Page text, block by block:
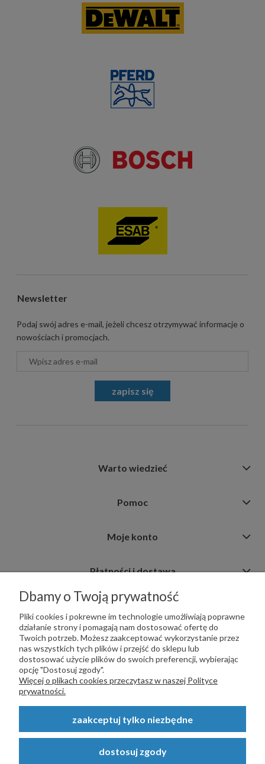
Newsletter
Podaj swój adres e-mail, jeżeli chcesz otrzymywać informacje o
nowościach i promocjach.
zapisz się
Warto wiedzieć
Pomoc
Moje konto
Płatności i dostawa
Informacje
PŁATNOŚCI OBSŁUGUJE:
Copyright © 2023STALSKLEP.PL- Akcesoria do bram i ogrodzeń -
STALSKLEP ul. Feliksa Wrobela 4a, 30-798 Kraków. Wszystkie prawa
Dbamy o Twoją prywatność
Pliki cookies i pokrewne im technologie umożliwiają poprawne
działanie strony i pomagają nam dostosować ofertę do
Twoich potrzeb. Możesz zaakceptować wykorzystanie przez
nas wszystkich tych plików i przejść do sklepu lub
dostosować użycie plików do swoich preferencji, wybierając
opcję "Dostosuj zgody".
Więcej o plikach cookies przeczytasz w naszej Polityce
prywatności.
zaakceptuj tylko niezbędne
dostosuj zgody